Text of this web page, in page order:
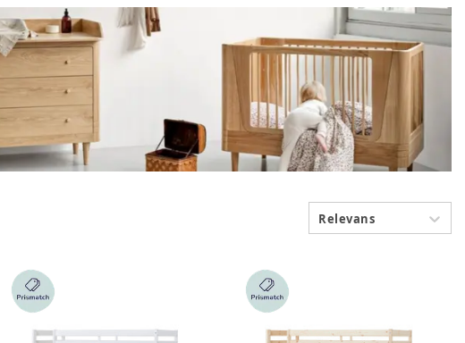
Relevans